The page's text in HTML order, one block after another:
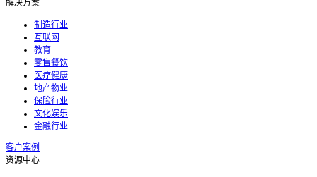
解决方案
制造行业
互联网
教育
零售餐饮
医疗健康
地产物业
保险行业
文化娱乐
金融行业
客户案例
资源中心